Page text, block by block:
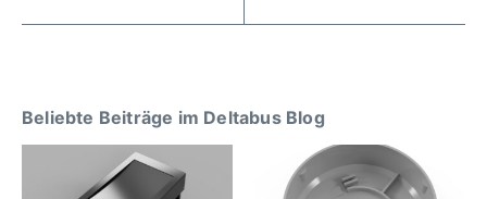
Beliebte Beiträge im Deltabus Blog